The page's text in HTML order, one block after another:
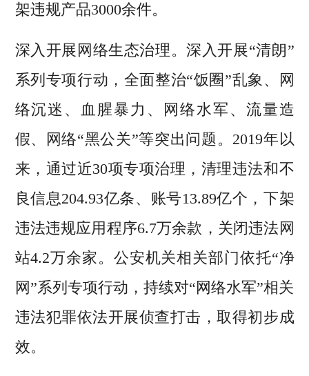
架违规产品3000余件。
深入开展网络生态治理。深入开展“清朗”
系列专项行动，全面整治“饭圈”乱象、网
络沉迷、血腥暴力、网络水军、流量造
假、网络“黑公关”等突出问题。2019年以
来，通过近30项专项治理，清理违法和不
良信息204.93亿条、账号13.89亿个，下架
违法违规应用程序6.7万余款，关闭违法网
站4.2万余家。公安机关相关部门依托“净
网”系列专项行动，持续对“网络水军”相关
违法犯罪依法开展侦查打击，取得初步成
效。